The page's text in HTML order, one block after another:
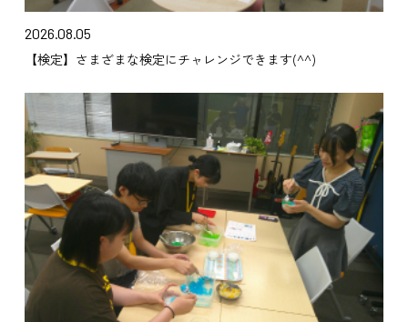
2026.08.05
【検定】さまざまな検定にチャレンジできます(^^)